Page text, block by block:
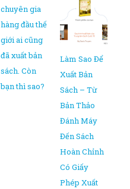
chuyên gia
hàng đầu thế
giới ai cũng
đã xuất bản
sách. Còn
bạn thì sao?
Làm Sao Để
Xuất Bản
Sách – Từ
Bản Thảo
Đánh Máy
Đến Sách
Hoàn Chỉnh
Có Giấy
Phép Xuất